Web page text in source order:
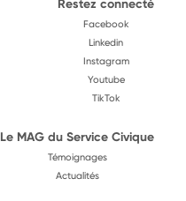
Restez connecté
Facebook
Linkedin
Instagram
Youtube
TikTok
Le MAG du Service Civique
Témoignages
Actualités